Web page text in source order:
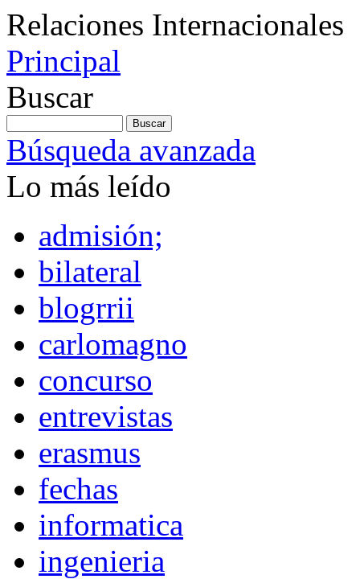
Relaciones Internacionales
Principal
Buscar
Búsqueda avanzada
Lo más leído
admisión;
bilateral
blogrrii
carlomagno
concurso
entrevistas
erasmus
fechas
informatica
ingenieria